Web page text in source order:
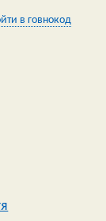
в говнокод